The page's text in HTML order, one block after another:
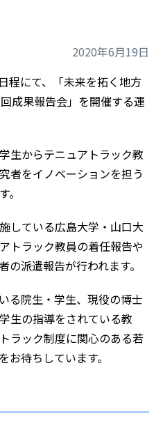
2020年6月19日
程にて、「未来を拓く地方
成果報告会」を開催する運
生からテニュアトラック教
者をイノベーションを担う
している広島大学・山口大
トラック教員の着任報告や
派遣報告が行われます。
る院生・学生、現役の博士
生の指導をされている教
ラック制度に関心のある若
お待ちしています。